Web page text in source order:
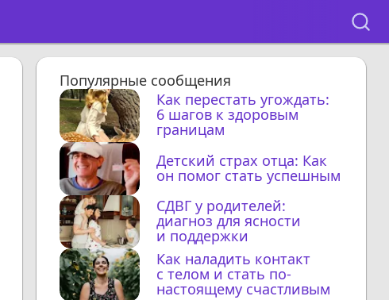
Популярные сообщения
Как перестать угождать:
6 шагов к здоровым
границам
Детский страх отца: Как
он помог стать успешным
СДВГ у родителей:
диагноз для ясности
и поддержки
Как наладить контакт
с телом и стать по-
настоящему счастливым